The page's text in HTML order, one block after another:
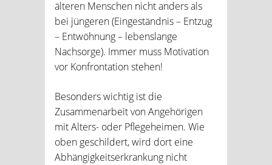
älteren Menschen nicht anders als
bei jüngeren (Eingeständnis – Entzug
– Entwöhnung – lebenslange
Nachsorge). Immer muss Motivation
vor Konfrontation stehen!
Besonders wichtig ist die
Zusammenarbeit von Angehörigen
mit Alters- oder Pflegeheimen. Wie
oben geschildert, wird dort eine
Abhängigkeitserkrankung nicht